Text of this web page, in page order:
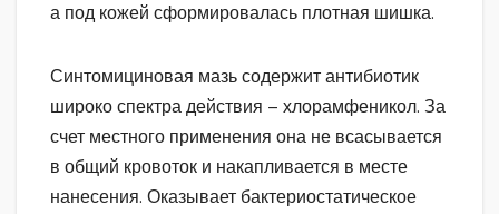
а под кожей сформировалась плотная шишка.
Синтомициновая мазь содержит антибиотик
широко спектра действия – хлорамфеникол. За
счет местного применения она не всасывается
в общий кровоток и накапливается в месте
нанесения. Оказывает бактериостатическое